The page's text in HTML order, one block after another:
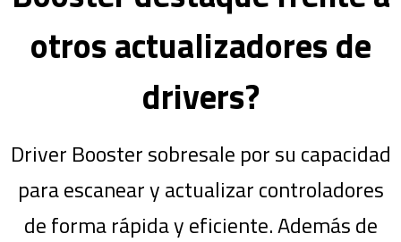
otros actualizadores de
drivers?
Driver Booster sobresale por su capacidad
para escanear y actualizar controladores
de forma rápida y eficiente. Además de